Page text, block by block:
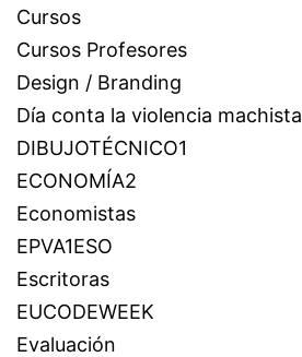
Cursos
Cursos Profesores
Design / Branding
Día conta la violencia machista
DIBUJOTÉCNICO1
ECONOMÍA2
Economistas
EPVA1ESO
Escritoras
EUCODEWEEK
Evaluación